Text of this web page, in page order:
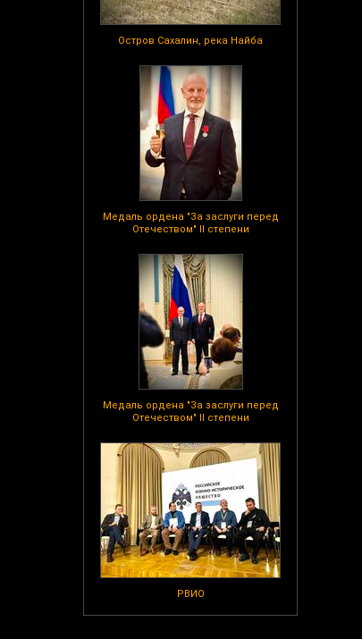
Остров Сахалин, река Найба
Медаль ордена "За заслуги перед
Отечеством" II степени
Медаль ордена "За заслуги перед
Отечеством" II степени
РВИО